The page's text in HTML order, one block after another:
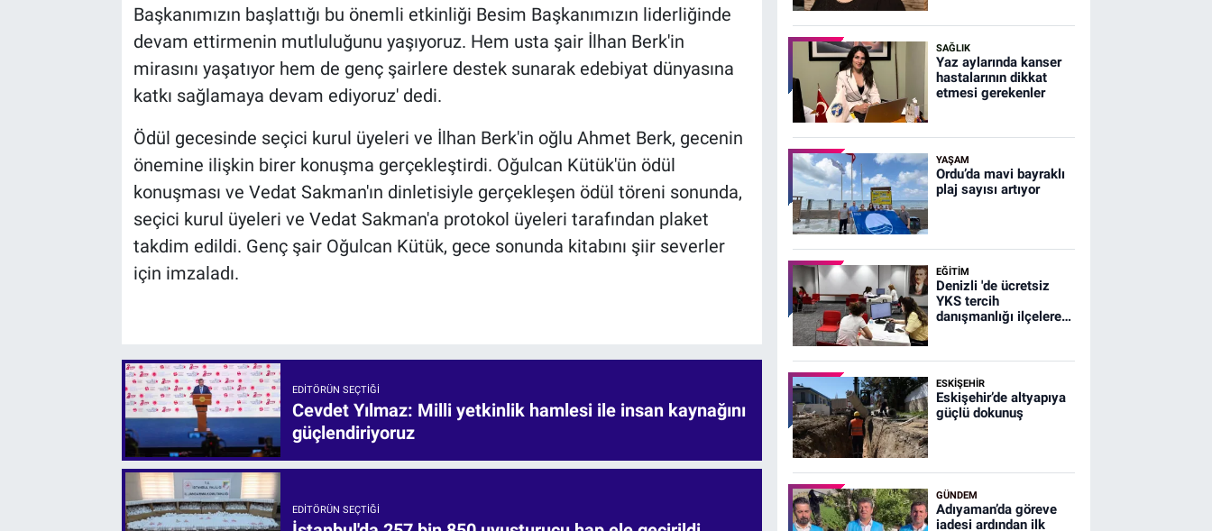
Başkanımızın başlattığı bu önemli etkinliği Besim Başkanımızın liderliğinde
devam ettirmenin mutluluğunu yaşıyoruz. Hem usta şair İlhan Berk'in
mirasını yaşatıyor hem de genç şairlere destek sunarak edebiyat dünyasına
katkı sağlamaya devam ediyoruz' dedi.
Ödül gecesinde seçici kurul üyeleri ve İlhan Berk'in oğlu Ahmet Berk, gecenin
önemine ilişkin birer konuşma gerçekleştirdi. Oğulcan Kütük'ün ödül
konuşması ve Vedat Sakman'ın dinletisiyle gerçekleşen ödül töreni sonunda,
seçici kurul üyeleri ve Vedat Sakman'a protokol üyeleri tarafından plaket
takdim edildi. Genç şair Oğulcan Kütük, gece sonunda kitabını şiir severler
için imzaladı.
EDITÖRÜN SEÇTIĞI
Cevdet Yılmaz: Milli yetkinlik hamlesi ile insan kaynağını
güçlendiriyoruz
EDITÖRÜN SEÇTIĞI
SAĞLIK
Yaz aylarında kanser
hastalarının dikkat
etmesi gerekenler
YAŞAM
Ordu’da mavi bayraklı
plaj sayısı artıyor
EĞİTİM
Denizli 'de ücretsiz
YKS tercih
danışmanlığı ilçelere
ESKIŞEHIR
Eskişehir’de altyapıya
güçlü dokunuş
GÜNDEM
Adıyaman’da göreve
iadesi ardından ilk